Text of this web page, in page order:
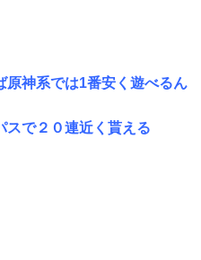
原神系では1番安く遊べるん
スで２０連近く貰える